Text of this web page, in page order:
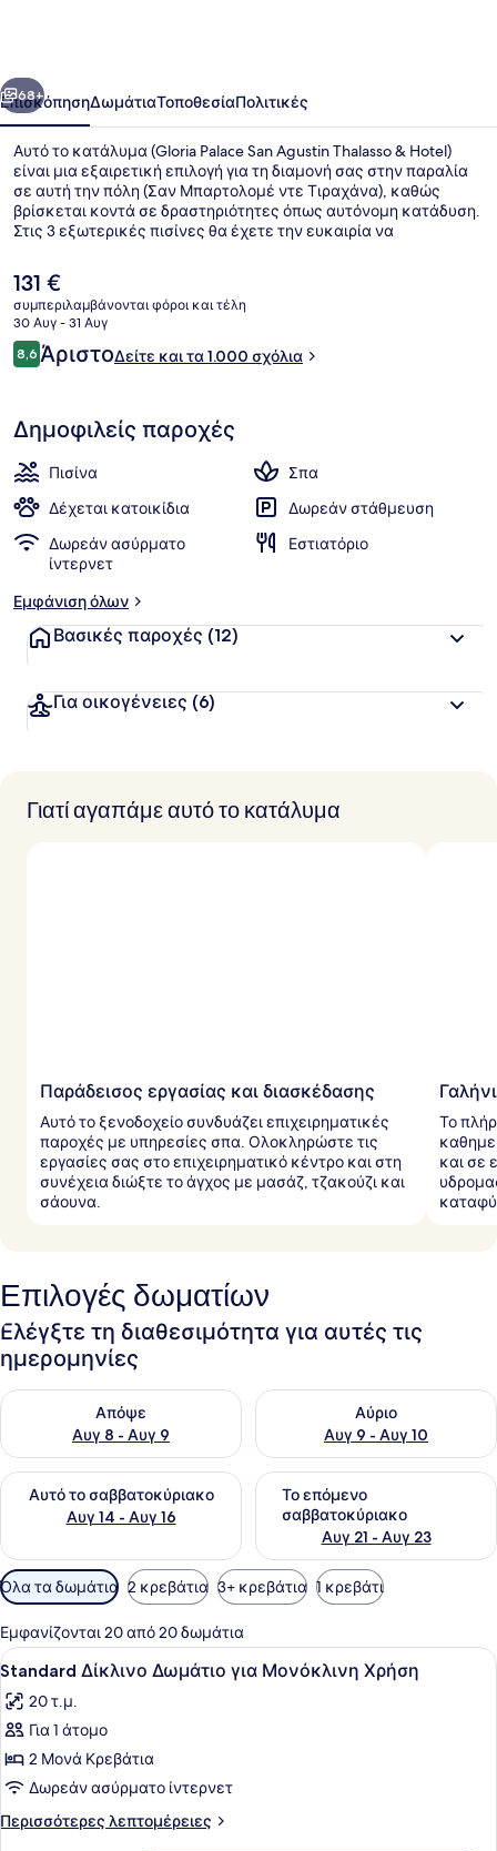
&
Hotel
Επόμενο
68+
ΕπισκόπησηΔωμάτιαΤοποθεσίαΠολιτικές
Αυτό το κατάλυμα (Gloria Palace San Agustin Thalasso & Hotel)
είναι μια εξαιρετική επιλογή για τη διαμονή σας στην παραλία
σε αυτή την πόλη (Σαν Μπαρτολομέ ντε Τιραχάνα), καθώς
βρίσκεται κοντά σε δραστηριότητες όπως αυτόνομη κατάδυση.
Στις 3 εξωτερικές πισίνες θα έχετε την ευκαιρία να
περιποιήσεις μπορούν να επισκεφτούν το σπα για να
απολαύσουν ταϊλανδέζικο μασάζ, περιτυλίξεις σώματος και
θεραπείες Αγιουβέρδα. Το εστιατόριο (Gorbea), ένα από τα 2
εστιατόρια, σερβίρει τοπική κουζίνα και είναι ανοικτό για
βραδινό. Προσφέρονται επίσης 5 μπαρ/lounge, δωρεάν κλαμπ
για παιδιά και μπαρ δίπλα στην πισίνα. Άλλοι ταξιδιώτες λένε
Η
τρέχουσα
τιμή
είναι
131 €
131 €
συμπεριλαμβάνονται φόροι και τέλη
30 Αυγ - 31 Αυγ
Σχόλια
8,68,6 στα 10
ΆριστοΔείτε και τα 1.000 σχόλια
Δημοφιλείς παροχές
Πισίνα
Σπα
Δέχεται κατοικίδια
Δωρεάν στάθμευση
Δωρεάν ασύρματο
ίντερνετ
Εστιατόριο
Εμφάνιση όλων
Βασικές παροχές (12)
Για οικογένειες (6)
Γιατί αγαπάμε αυτό το κατάλυμα
Παράδεισος εργασίας και διασκέδασης
Αυτό το ξενοδοχείο συνδυάζει επιχειρηματικές
παροχές με υπηρεσίες σπα. Ολοκληρώστε τις
εργασίες σας στο επιχειρηματικό κέντρο και στη
συνέχεια διώξτε το άγχος με μασάζ, τζακούζι και
σάουνα.
Το
και σε
Επιλογές δωματίων
Ελέγξτε τη διαθεσιμότητα για αυτές τις
ημερομηνίες
Απόψε
Αυγ 8 - Αυγ 9
Έλεγχος διαθεσιμότητας για απόψε Αυγ 8 - Αυγ 9
Αύριο
Αυγ 9 - Αυγ 10
Έλεγχος διαθεσιμότητας
Αυτό το σαββατοκύριακο
Αυγ 14 - Αυγ 16
Έλεγχος διαθεσιμότητας για αυτό το σαββατοκύριακο Αυγ
Το επόμενο
σαββατοκύριακο
Αυγ 21 - Αυγ 23
Έλεγχος διαθεσιμότητας
Διαθέσιμα
φίλτρα
για
τα
δωμάτια
Όλα τα δωμάτια 2 κρεβάτια 3+ κρεβάτια 1 κρεβάτι
Εμφανίζονται 20 από 20 δωμάτια
Προβολή
όλων
των
φωτογραφιών
για
Standard
Δίκλινο
Δωμάτιο
Ένα διπλό κρεβάτι με ένα
3
Standard Δίκλινο Δωμάτιο για Μονόκλινη Χρήση
20 τ.μ.
Για 1 άτομο
2 Μονά Κρεβάτια
Δωρεάν ασύρματο ίντερνετ
Περισσότερες λεπτομέρειες
Περισσότερες